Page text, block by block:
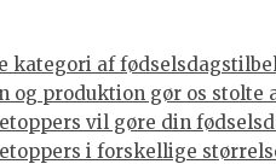
kategori af
og produktion gør os
vil gøre din
i forskellige